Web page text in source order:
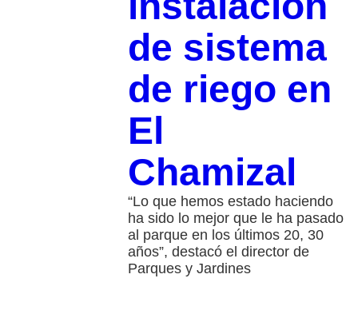
de sistema
de riego en
El
Chamizal
“Lo que hemos estado haciendo
ha sido lo mejor que le ha pasado
al parque en los últimos 20, 30
años”, destacó el director de
Parques y Jardines